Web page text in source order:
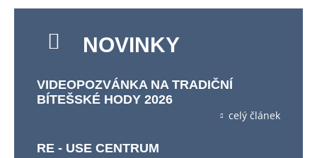
NOVINKY
VIDEOPOZVÁNKA NA TRADIČNÍ
BÍTEŠSKÉ HODY 2026
celý článek
RE - USE CENTRUM